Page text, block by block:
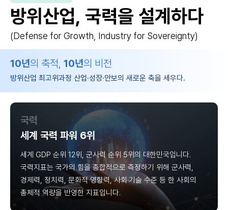
방위산업, 국력을 설계하다
(Defense for Growth, Industry for Sovereignty)
10년의 축적, 10년의 비전
방위산업 최고위과정 산업·성장·안보의 새로운 축을 세우다.
국력
세계 국력 파워 6위
세계 GDP 순위 12위, 군사력 순위 5위의 대한민국입니다.
국력지표는 국가의 힘을 종합적으로 측정하기 위해 군사력,
경제력, 정치력, 문화적 영향력, 사회·기술 수준 등 한 사회의
총체적 역량을 반영한 지표입니다.